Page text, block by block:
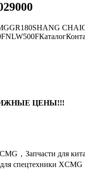
GR180SHANG CHAI
LW500FКаталог
ЦЕНЫ!!!
，Запчасти для
спецтехники XCMG